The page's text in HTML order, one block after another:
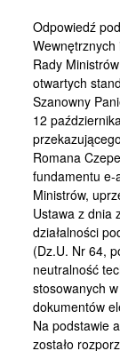
Odpowiedź
Rady
otwartych
Szanowny
12
Romana
fundamentu e-
Ministrów,
Ustawa z dnia
działalności
(Dz.U. Nr 64,
neutralność
stosowanych
dokumentów
Na podstawie
zostało